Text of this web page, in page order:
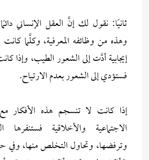
ثانيًا: نقول لك إنَّ العقل الإنساني
وهذه من وظائفه المعرفية، وكلَّما كانت
إيجابية أدَّت إلى الشعور الطيب، وإذا
فستؤدي إلى الشعور بعدم الارتياح.
إذا كانت لا تنسجم هذه الأفكار مع
الاجتماعية والأخلاقية فستنفرها
وترفضها، وتحاول التخلص منها، وفي